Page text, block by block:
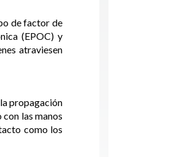
de factor de
(EPOC) y
atraviesen
propagación
las manos
como los